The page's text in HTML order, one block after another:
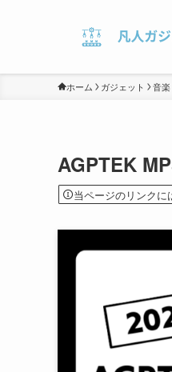
ホーム ガジェット 音楽
AGPTEK
当ページのリンクに